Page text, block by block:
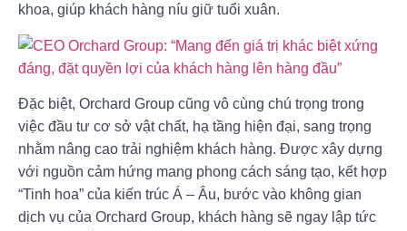
khoa, giúp khách hàng níu giữ tuổi xuân.
Đặc biệt, Orchard Group cũng vô cùng chú trọng trong
việc đầu tư cơ sở vật chất, hạ tầng hiện đại, sang trọng
nhằm nâng cao trải nghiệm khách hàng. Được xây dựng
với nguồn cảm hứng mang phong cách sáng tạo, kết hợp
“Tinh hoa” của kiến trúc Á – Âu, bước vào không gian
dịch vụ của Orchard Group, khách hàng sẽ ngay lập tức